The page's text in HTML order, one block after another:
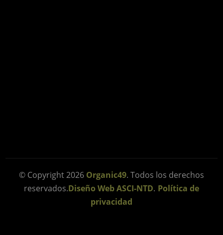
© Copyright 2026 Organic49. Todos los derechos
reservados.Diseño Web ASCI-NTD. Política de
privacidad